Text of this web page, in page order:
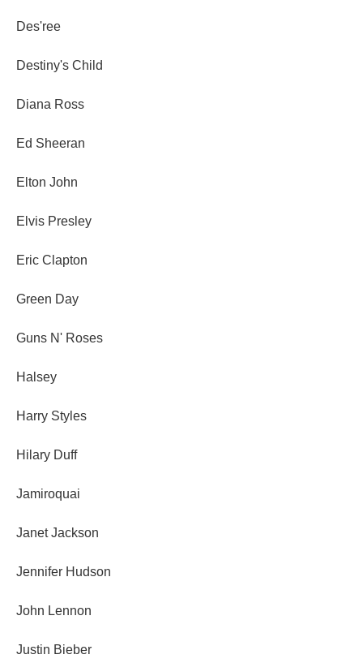
Des'ree
Destiny's Child
Diana Ross
Ed Sheeran
Elton John
Elvis Presley
Eric Clapton
Green Day
Guns N' Roses
Halsey
Harry Styles
Hilary Duff
Jamiroquai
Janet Jackson
Jennifer Hudson
John Lennon
Justin Bieber